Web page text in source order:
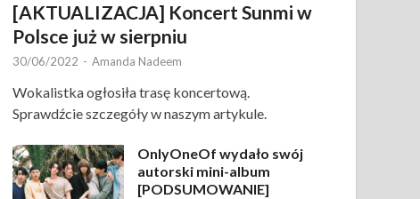
[AKTUALIZACJA] Koncert Sunmi w
Polsce już w sierpniu
30/06/2022 - Amanda Nadeem
Wokalistka ogłosiła trasę koncertową.
Sprawdźcie szczegóły w naszym artykule.
OnlyOneOf wydało swój
autorski mini-album
[PODSUMOWANIE]